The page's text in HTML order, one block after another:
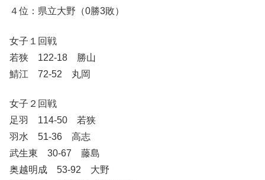
４位：県立大野（0勝3敗）
女子１回戦
若狭 122-18 勝山
鯖江 72-52 丸岡
女子２回戦
足羽 114-50 若狭
羽水 51-36 高志
武生東 30-67 藤島
奥越明成 53-92 大野